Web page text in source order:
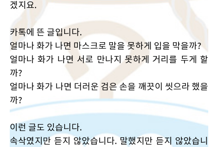
겠지요.
카톡에 뜬 글입니다.
얼마나 화가 나면 마스크로 말을 못하게 입을 막을까?
얼마나 화가 나면 서로 만나지 못하게 거리를 두게 할
까?
얼마나 화가 나면 더러운 검은 손을 깨끗이 씻으라 했을
까?
이런 글도 있습니다.
속삭였지만 듣지 않았습니다. 말했지만 듣지 않았습니